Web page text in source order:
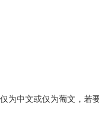
为中文或仅为葡文，若